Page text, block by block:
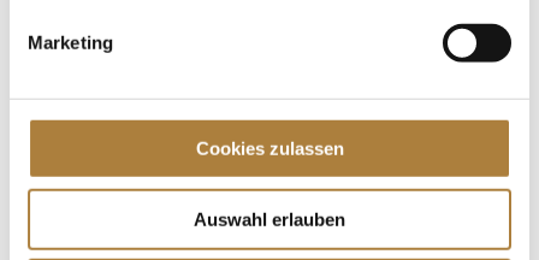
Marketing
Cookies zulassen
Auswahl erlauben
Spenden
Aktuelle News